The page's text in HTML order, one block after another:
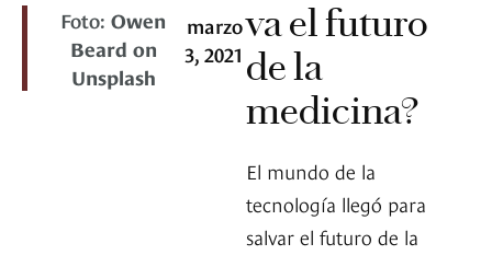
Foto:Owen
Beard on
Unsplash
marzo
3, 2021
va el futuro
de la
medicina?
El mundo de la
tecnología llegó para
salvar el futuro de la